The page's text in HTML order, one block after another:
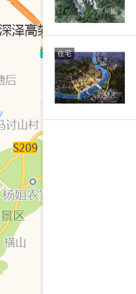
效果图
效果图
住宅